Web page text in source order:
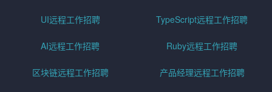
UI远程工作招聘 TypeScript远程工作招聘
AI远程工作招聘 Ruby远程工作招聘
区块链远程工作招聘 产品经理远程工作招聘